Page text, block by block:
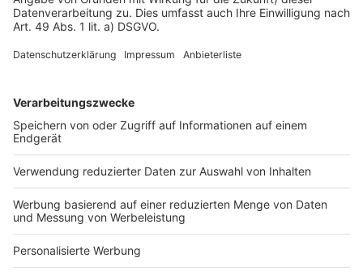
Impressum
Services
Bauprojekt-Quiz
Häuser-Suche
Hausanbieter-Suche
Bauprojekt-Profil
Für Unternehmen